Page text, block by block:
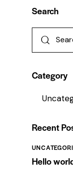
Search
Category
Recent
Hello